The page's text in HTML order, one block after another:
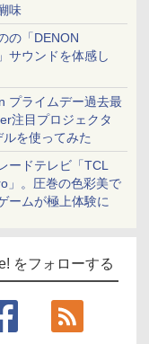
味
の「DENON
サウンドを体感し
プライムデー過去最
注目プロジェクタ
ルを使ってみた
ードテレビ「TCL
」。圧巻の色彩美で
ームが極上体験に
をフォローする